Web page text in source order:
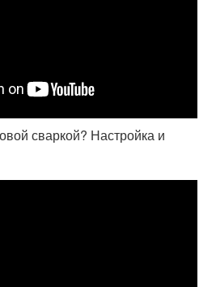
сваркой? Настройка и